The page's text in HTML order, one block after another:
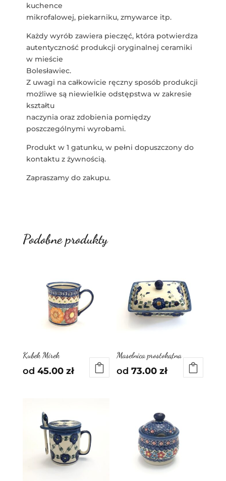
kuchence
mikrofalowej, piekarniku, zmywarce itp.
Każdy wyrób zawiera pieczęć, która potwierdza
autentyczność produkcji oryginalnej ceramiki
w mieście
Bolesławiec.
Z uwagi na całkowicie ręczny sposób produkcji
możliwe są niewielkie odstępstwa w zakresie
kształtu
naczynia oraz zdobienia pomiędzy
poszczególnymi wyrobami.
Produkt w 1 gatunku, w pełni dopuszczony do
kontaktu z żywnością.
Zapraszamy do zakupu.
Podobne produkty
Kubek Mirek
od 45.00 zł
Maselnica prostokątna
od73.00zł